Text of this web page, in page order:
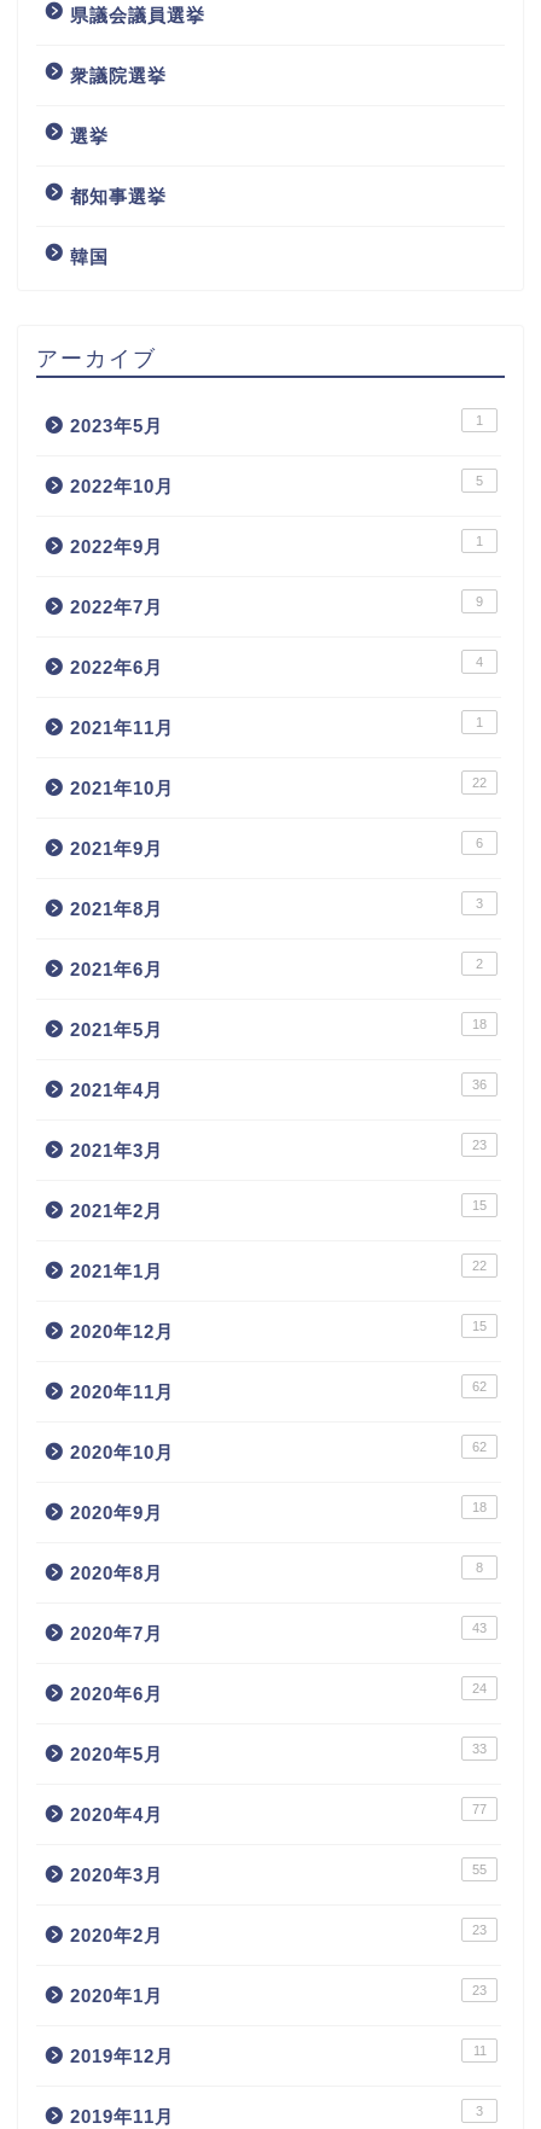
県議会議員選挙
衆議院選挙
選挙
都知事選挙
韓国
アーカイブ
2023年5月 1
2022年10月 5
2022年9月 1
2022年7月 9
2022年6月 4
2021年11月 1
2021年10月 22
2021年9月 6
2021年8月 3
2021年6月 2
2021年5月 18
2021年4月 36
2021年3月 23
2021年2月 15
2021年1月 22
2020年12月 15
2020年11月 62
2020年10月 62
2020年9月 18
2020年8月 8
2020年7月 43
2020年6月 24
2020年5月 33
2020年4月 77
2020年3月 55
2020年2月 23
2020年1月 23
2019年12月 11
2019年11月 3